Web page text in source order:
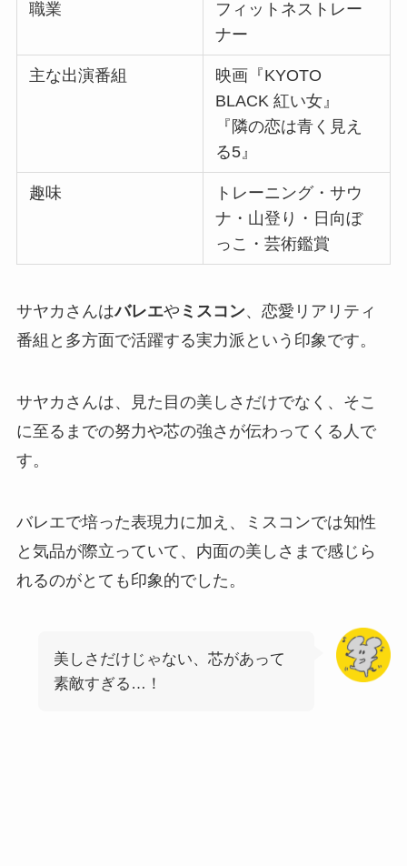
職業
フィットネストレー
ナー
主な出演番組
映画『KYOTO
BLACK 紅い女』
『隣の恋は青く見え
る5』
趣味
トレーニング・サウ
ナ・山登り・日向ぼ
っこ・芸術鑑賞
サヤカさんはバレエや ミスコン、恋愛リアリティ
番組と多方面で活躍する実力派という印象です。
サヤカさんは、見た目の美しさだけでなく、そこ
に至るまでの努力や芯の強さが伝わってくる人で
す。
バレエで培った表現力に加え、ミスコンでは知性
と気品が際立っていて、内面の美しさまで感じら
れるのがとても印象的でした。
美しさだけじゃない、芯があって
素敵すぎる…！